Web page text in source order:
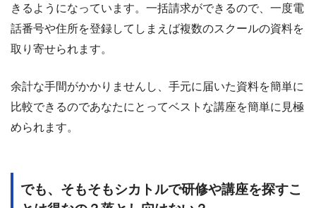
きるようになっています。一括請求ができるので、一度電
話番号や住所を登録してしまえば複数のスクールの資料を
取り寄せられます。
余計な手間がかかりませんし、手元に届いた資料を簡単に
比較できるのであなたにとってベストな講座を簡単に見極
められます。
でも、そもそもシカトルで研修や講座を探すこ